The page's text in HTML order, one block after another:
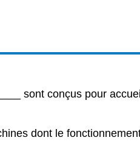
sont conçus pour
dont le